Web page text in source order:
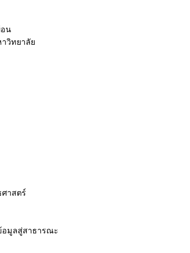
น
วิทยาลัย
าสตร์
อมูลสู่สาธารณะ